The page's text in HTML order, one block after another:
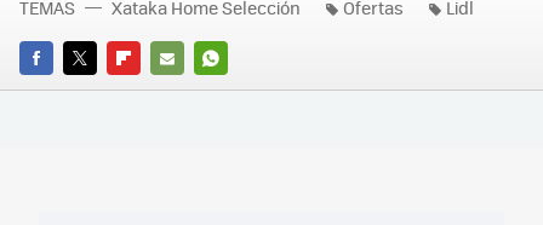
FACEBOOK
TWITTERFLIPBOARD
E-
WHATSAPP
TEMAS Xataka Home Selección Ofertas Lidl